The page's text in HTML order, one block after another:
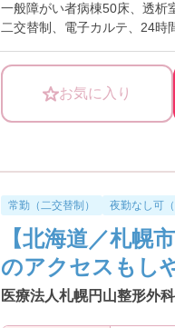
一般障がい者病棟50床、透
二交替制、電子カルテ、24時
お気に入り
常勤（二交替制） 夜勤なし可
【北海道／札
のアクセスもし
医療法人札幌円山整形外